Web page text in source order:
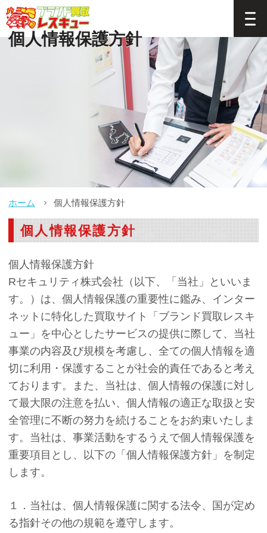
個人情報保護方針
ホーム 個人情報保護方針
個人情報保護方針
個人情報保護方針
Rセキュリティ株式会社（以下、「当社」といいま
す。）は、個人情報保護の重要性に鑑み、インター
ネットに特化した買取サイト「ブランド買取レスキ
ュー」を中心としたサービスの提供に際して、当社
事業の内容及び規模を考慮し、全ての個人情報を適
切に利用・保護することが社会的責任であると考え
ております。また、当社は、個人情報の保護に対し
て最大限の注意を払い、個人情報の適正な取扱と安
全管理に不断の努力を続けることをお約束いたしま
す。当社は、事業活動をするうえで個人情報保護を
重要項目とし、以下の「個人情報保護方針」を制定
します。
１．当社は、個人情報保護に関する法令、国が定め
る指針その他の規範を遵守します。